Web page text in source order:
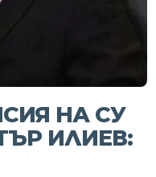
НА СУ
ИЛИЕВ: